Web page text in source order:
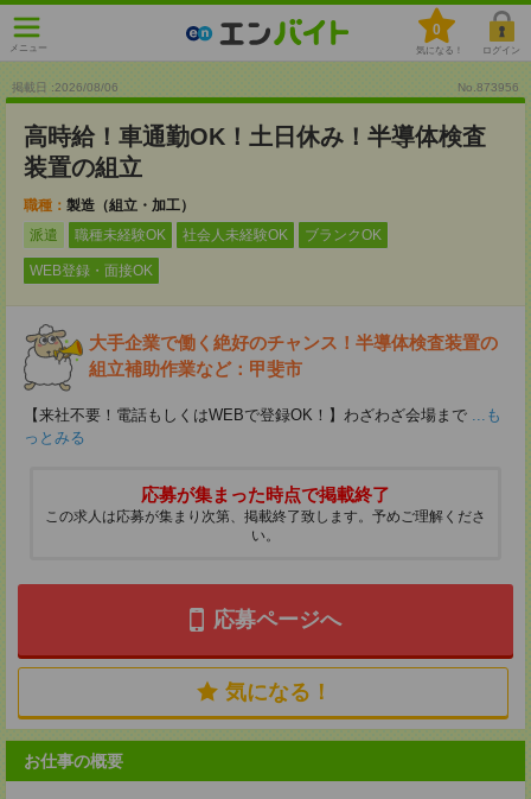
メニュー
0
気になる！ ログイン
掲載日 :2026/08/06 No.873956
高時給！車通勤OK！土日休み！半導体検査
装置の組立
職種： 製造（組立・加工）
派遣
職種未経験OK 社会人未経験OK ブランクOK
WEB登録・面接OK
大手企業で働く絶好のチャンス！半導体検査装置の
組立補助作業など：甲斐市
【来社不要！電話もしくはWEBで登録OK！】わざわざ会場まで ...も
っとみる
応募が集まった時点で掲載終了
この求人は応募が集まり次第、掲載終了致します。予めご理解くださ
い。
応募ページへ
気になる！
お仕事の概要